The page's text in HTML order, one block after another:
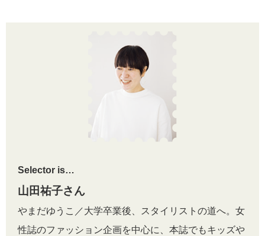
Selector is…
山田祐子さん
やまだゆうこ／大学卒業後、スタイリストの道へ。女
性誌のファッション企画を中心に、本誌でもキッズや